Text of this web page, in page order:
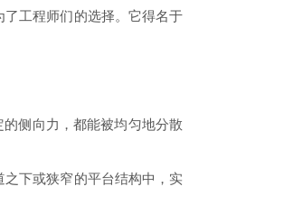
工程师们的选择。它得名于
侧向力，都能被均匀地分散
下或狭窄的平台结构中，实